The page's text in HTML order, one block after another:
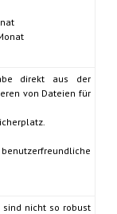
direkt aus der
von Dateien für
nicht so robust